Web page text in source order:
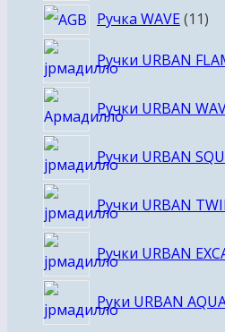
Ручка WAVE 1111
Ручки URBAN
Ручки URBAN
Ручки URBAN
Ручки URBAN
Ручки URBAN
Руки URBAN